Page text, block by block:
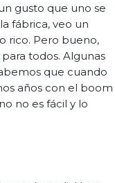
gusto que uno se
fábrica, veo un
rico. Pero bueno,
todos. Algunas
que cuando
años con el boom
no es fácil y lo